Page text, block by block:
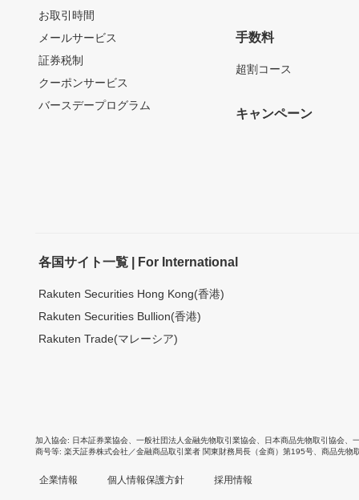
お取引時間
メールサービス
証券税制
クーポンサービス
バースデープログラム
手数料
超割コース
キャンペーン
各国サイト一覧 | For International
Rakuten Securities Hong Kong(香港)
Rakuten Securities Bullion(香港)
Rakuten Trade(マレーシア)
加入協会 日本証券業協会 一般社団法人金融先物取引業協会 日本商品先物取引協会
商号等 楽天証券株式会社／金融商品取引業者 関東財務局長（金商）第195号、商品先物
企業情報 個人情報保護方針 採用情報